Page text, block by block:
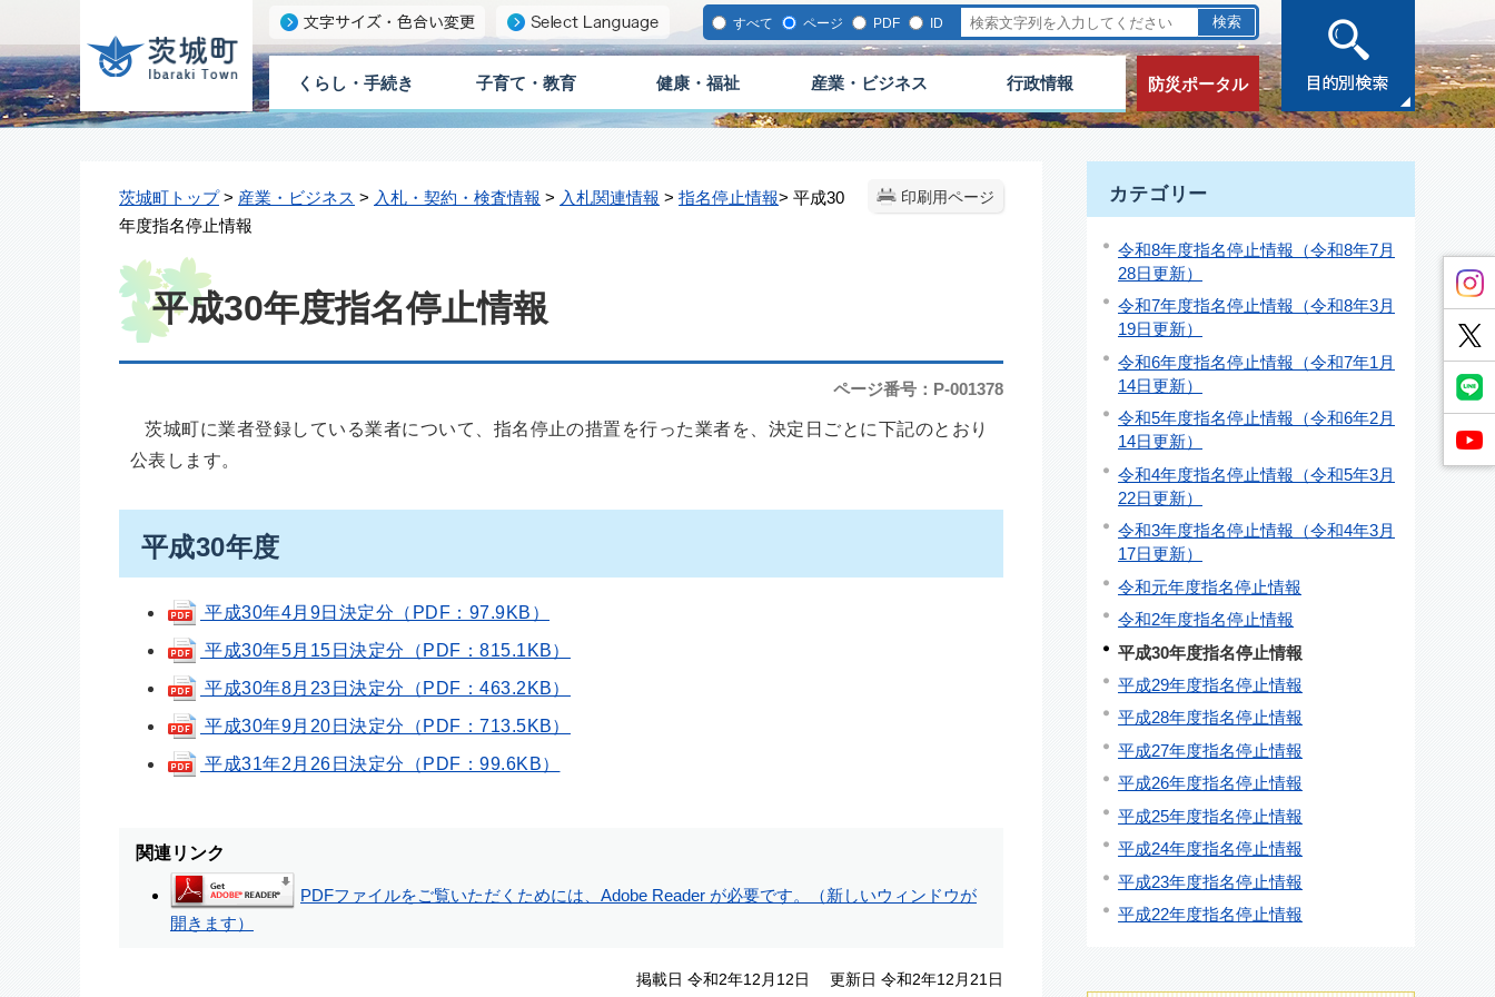
すべて ページ PDF ID
くらし・手続き 子育て・教育 健康・福祉 産業・ビジネス 行政情報 防災ポータル
印刷用ページ
茨城町トップ> 産業・ビジネス > 入札・契約・検査情報 > 入札関連情報 > 指名停止情報> 平成30
年度指名停止情報
平成30年度指名停止情報
ページ番号：P-001378
茨城町に業者登録している業者について、指名停止の措置を行った業者を、決定日ごとに下記のとおり
公表します。
平成30年度
平成30年4月9日決定分（PDF：97.9KB）
平成30年5月15日決定分（PDF：815.1KB）
平成30年8月23日決定分（PDF：463.2KB）
平成30年9月20日決定分（PDF：713.5KB）
平成31年2月26日決定分（PDF：99.6KB）
関連リンク
PDFファイルをご覧いただくためには、Adobe Reader が必要です。（新しいウィンドウが
開きます）
掲載日 令和2年12月12日 更新日 令和2年12月21日
カテゴリー
令和8年度指名停止情報（令和8年7月
28日更新）
令和7年度指名停止情報（令和8年3月
19日更新）
令和6年度指名停止情報（令和7年1月
14日更新）
令和5年度指名停止情報（令和6年2月
14日更新）
令和4年度指名停止情報（令和5年3月
22日更新）
令和3年度指名停止情報（令和4年3月
17日更新）
令和元年度指名停止情報
令和2年度指名停止情報
平成30年度指名停止情報
平成29年度指名停止情報
平成28年度指名停止情報
平成27年度指名停止情報
平成26年度指名停止情報
平成25年度指名停止情報
平成24年度指名停止情報
平成23年度指名停止情報
平成22年度指名停止情報